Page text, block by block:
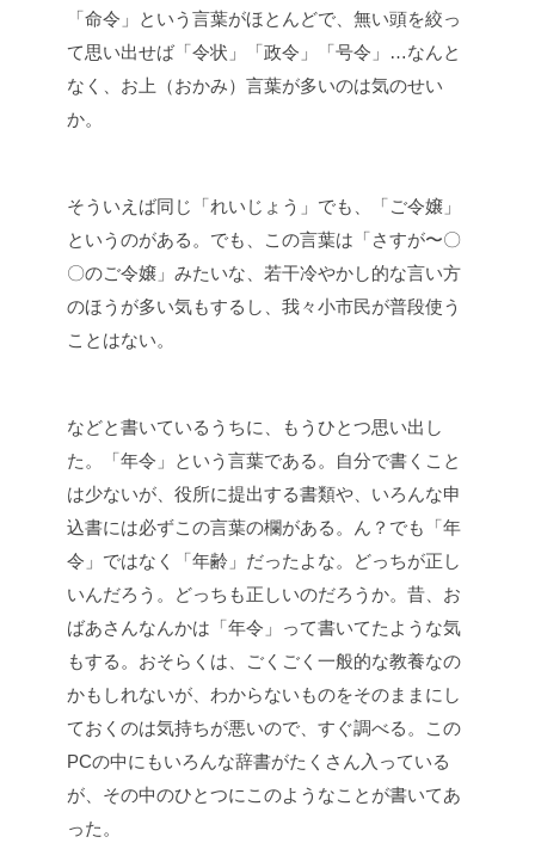
「命令」という言葉がほとんどで、無い頭を絞っ
て思い出せば「令状」「政令」「号令」…なんと
なく、お上（おかみ）言葉が多いのは気のせい
か。
そういえば同じ「れいじょう」でも、「ご令嬢」
というのがある。でも、この言葉は「さすが〜〇
〇のご令嬢」みたいな、若干冷やかし的な言い方
のほうが多い気もするし、我々小市民が普段使う
ことはない。
などと書いているうちに、もうひとつ思い出し
た。「年令」という言葉である。自分で書くこと
は少ないが、役所に提出する書類や、いろんな申
込書には必ずこの言葉の欄がある。ん？でも「年
令」ではなく「年齢」だったよな。どっちが正し
いんだろう。どっちも正しいのだろうか。昔、お
ばあさんなんかは「年令」って書いてたような気
もする。 おそらくは、ごくごく一般的な教養なの
かもしれないが、わからないものをそのままにし
ておくのは気持ちが悪いので、すぐ調べる。
この
PCの中にもいろんな辞書がたくさん入っている
が、その中のひとつにこのようなことが書いてあ
った。